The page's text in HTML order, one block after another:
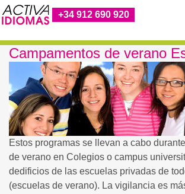
+34 912 690 920
Campamentos de verano
Estos programas se llevan a cabo
de verano en Colegios o campus
dedificios de las escuelas privadas de
(escuelas de verano). La vigilancia es